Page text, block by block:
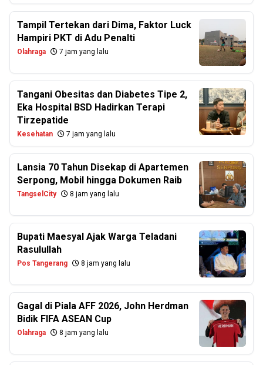
Tampil Tertekan dari Dima, Faktor Luck
Hampiri PKT di Adu Penalti
Olahraga 7 jam yang lalu
Tangani Obesitas dan Diabetes Tipe 2,
Eka Hospital BSD Hadirkan Terapi
Tirzepatide
Kesehatan 7 jam yang lalu
Lansia 70 Tahun Disekap di Apartemen
Serpong, Mobil hingga Dokumen Raib
TangselCity 8 jam yang lalu
Bupati Maesyal Ajak Warga Teladani
Rasulullah
Pos Tangerang 8 jam yang lalu
Gagal di Piala AFF 2026, John Herdman
Bidik FIFA ASEAN Cup
Olahraga 8 jam yang lalu